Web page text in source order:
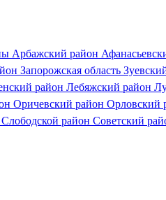
Арбажский район
Запорожская область
район Лебяжский район
Оричевский район Орловский
Слободской район Советский